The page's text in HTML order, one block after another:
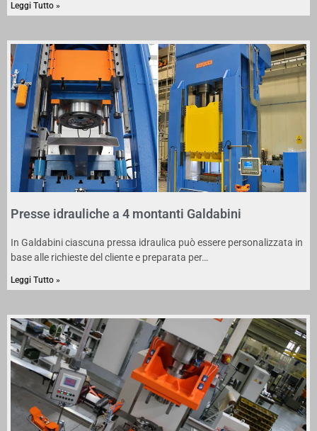
Leggi Tutto »
Presse idrauliche a 4 montanti Galdabini
In Galdabini ciascuna pressa idraulica può essere personalizzata in
base alle richieste del cliente e preparata per…
Leggi Tutto »